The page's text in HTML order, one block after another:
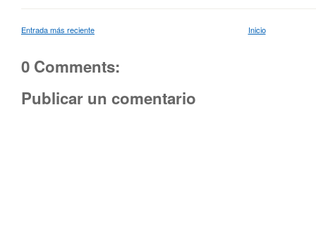
Entrada más reciente Inicio
0 Comments:
Publicar un comentario